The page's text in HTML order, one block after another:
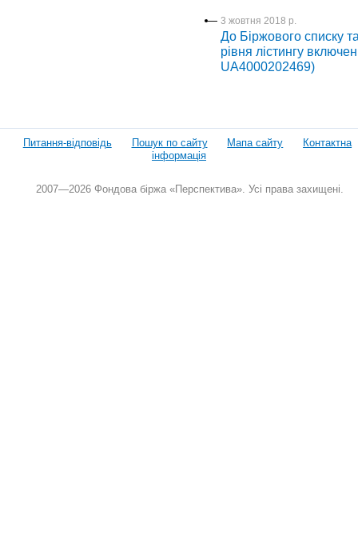
3 жовтня 2018 р.
До Біржового списку
рівня лістингу
UA4000202469)
Питання-відповідь Пошук по сайту Мапа сайту
Контактна
інформація
2007—2026 Фондова біржа «Перспектива». Усі права захищені.